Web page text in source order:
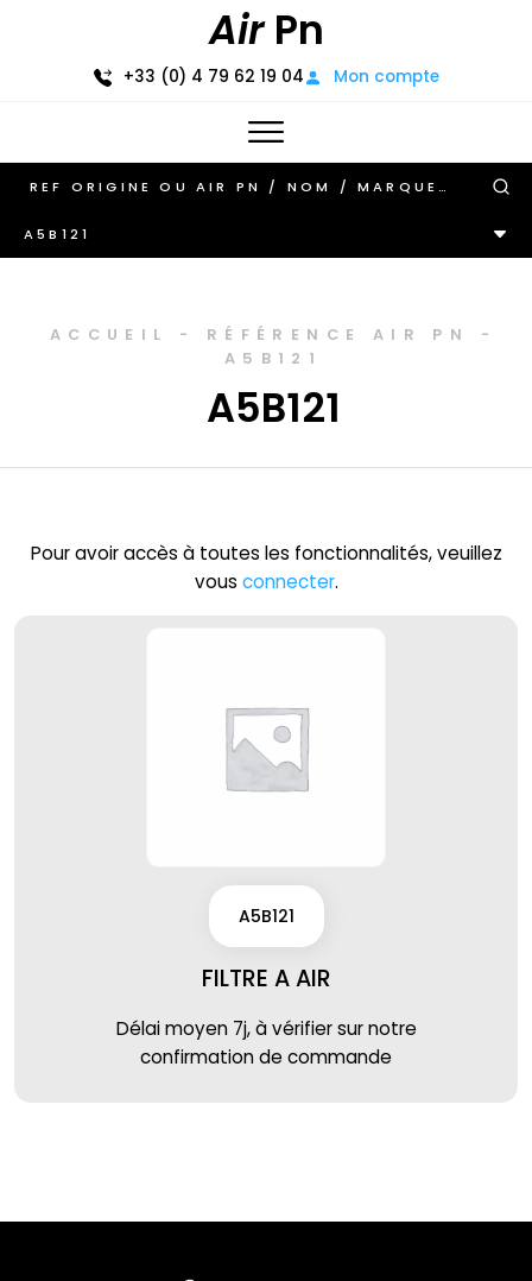
AirPn
+33 (0) 4 79 62 19 04 Mon compte
A5B121
ACCUEIL - RÉFÉRENCE AIR PN
-
A5B121
A5B121
Pour avoir accès à toutes les fonctionnalités, veuillez
vous connecter.
A5B121
FILTRE A AIR
Délai moyen 7j, à vérifier sur notre
confirmation de commande